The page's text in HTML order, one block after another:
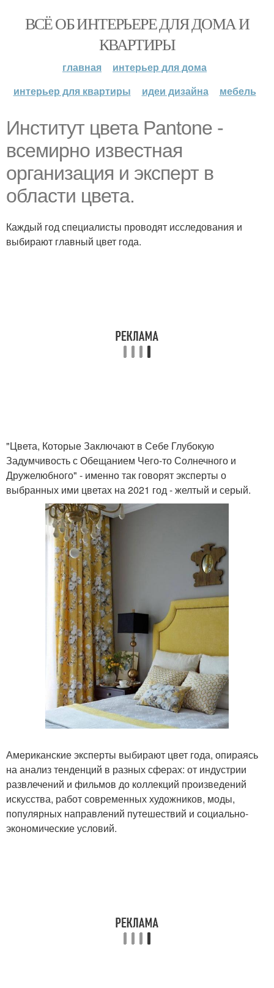
ВСЁ ОБ ИНТЕРЬЕРЕ ДЛЯ ДОМА И
КВАРТИРЫ
главная
интерьер для дома
интерьер для квартиры
идеи дизайна мебель
Институт цвета Pantone -
всемирно известная
организация и эксперт в
области цвета.
Каждый год специалисты проводят исследования и
выбирают главный цвет года.
"Цвета, Которые Заключают в Себе Глубокую
Задумчивость с Обещанием Чего-то Солнечного и
Дружелюбного" - именно так говорят эксперты о
выбранных ими цветах на 2021 год - желтый и серый.
Американские эксперты выбирают цвет года, опираясь
на анализ тенденций в разных сферах: от индустрии
развлечений и фильмов до коллекций произведений
искусства, работ современных художников, моды,
популярных направлений путешествий и социально-
экономические условий.